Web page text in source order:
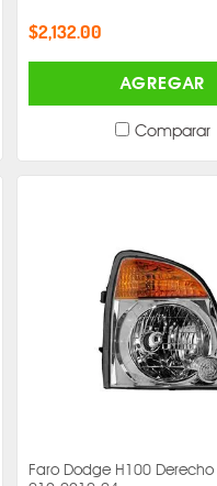
$2,132.00
AGREGAR
Comparar
Faro Dodge H100